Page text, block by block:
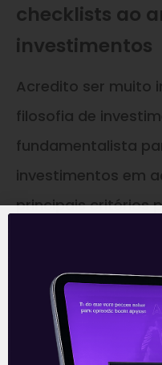
checklists ao
investimentos
Acredito ser muito
filosofia de
fundamentalista
investimentos em
principais critérios
de endividamento,
recorrente,
potencial de